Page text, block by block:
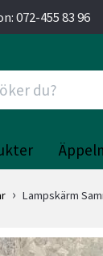
072-455 83 96
Lampskärm